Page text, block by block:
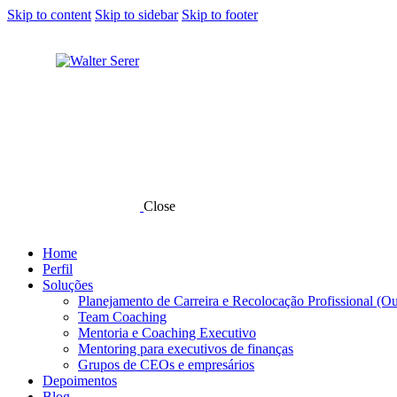
Skip to content Skip to sidebar Skip to footer
Close
Home
Perfil
Soluções
Planejamento de Carreira e Recolocação Profissional
Team Coaching
Mentoria e Coaching Executivo
Mentoring para executivos de finanças
Grupos de CEOs e empresários
Depoimentos